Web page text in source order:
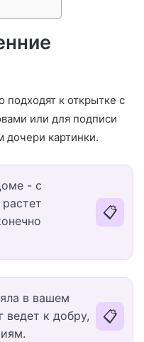
к открытке с
или для подписи
дочери картинки.
- с
📋
в вашем
ведет к добру,
📋